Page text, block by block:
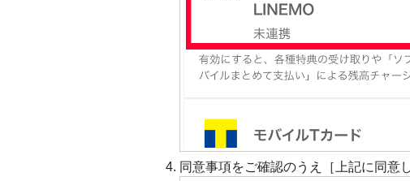
同意事項をご確認のうえ［上記に同意